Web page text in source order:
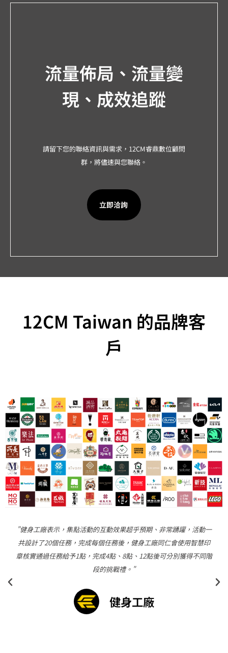
流量佈局、流量變
現、成效追蹤
請留下您的聯絡資訊與需求，12CM睿鼎數位顧問
群，將儘速與您聯絡。
立即洽詢
12CM Taiwan 的品牌客
戶
“丸亀製麺表示，Echoss會員集點系統上線後2個月內，累計每日
集點人次已達6.7萬人，集點人數達4.7萬人，達成235%的目標集點
人數。另外LINE好友人數也在短短2個月內，從21萬人成長到32萬
人，每日成長人數皆超過1000人以上。”
丸亀製麺